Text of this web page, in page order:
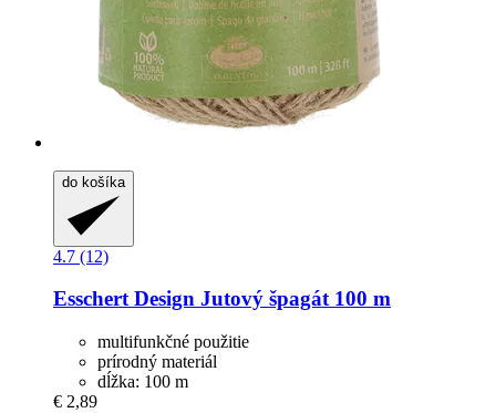
do košíka
4.7 (12)
Esschert Design Jutový špagát 100 m
multifunkčné použitie
prírodný materiál
dĺžka: 100 m
€ 2,89